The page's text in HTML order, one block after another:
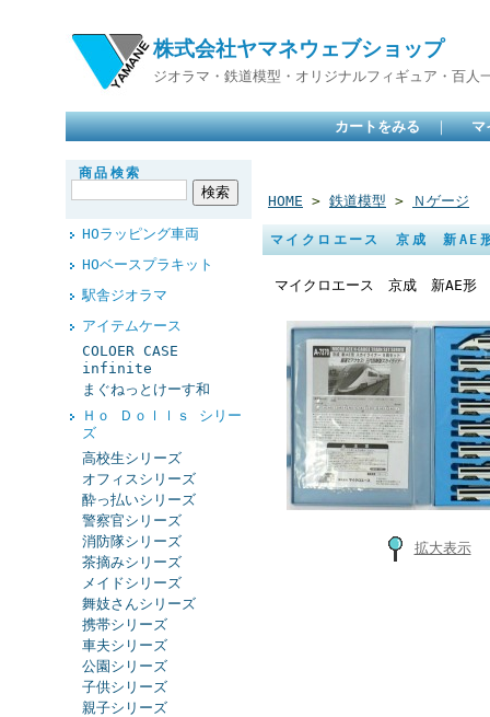
株式会社ヤマネウェブショップ
ジオラマ・鉄道模型・オリジナルフィギュア・百人
カートをみる ｜ マ
商品検索
HOラッピング車両
HOベースプラキット
駅舎ジオラマ
アイテムケース
COLOER CASE
infinite
まぐねっとけーす和
Ｈｏ Ｄｏｌｌｓ シリー
ズ
高校生シリーズ
オフィスシリーズ
酔っ払いシリーズ
警察官シリーズ
消防隊シリーズ
茶摘みシリーズ
メイドシリーズ
舞妓さんシリーズ
携帯シリーズ
車夫シリーズ
公園シリーズ
子供シリーズ
親子シリーズ
HOME > 鉄道模型 > Ｎゲージ
マイクロエース 京成 新AE
マイクロエース 京成 新AE形
拡大表示